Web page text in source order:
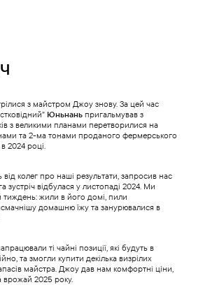
з майстром Джоу знову. За цей час
Юньнань пригальмував з
з великими планами перетворилися на
та 2-ма тонами проданого фермерського
2024 році.
колег про наші результати, запросив нас
зустріч відбулася у листопаді 2024. Ми
жили в його домі, пили
домашню їжу та занурювалися в
ті чайні позиції, які будуть в
та змогли купити декілька визрілих
майстра. Джоу дав нам комфортні ціни,
2025 року.